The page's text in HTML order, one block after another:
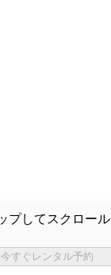
プしてスクロール
今すぐレンタル予約